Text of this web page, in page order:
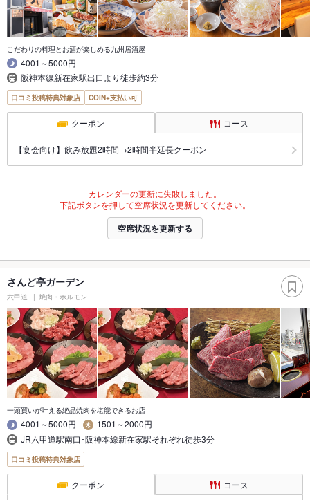
こだわりの料理とお酒が楽しめる九州居酒屋
4001～5000円
阪神本線新在家駅出口より徒歩約3分
口コミ投稿特典対象店 COIN+支払い可
クーポン コース
【宴会向け】飲み放題2時間→2時間半延長クーポン
カレンダーの更新に失敗しました。
下記ボタンを押して空席状況を更新してください。
空席状況を更新する
さんど亭ガーデン
六甲道 焼肉・ホルモン
一頭買いが叶える絶品焼肉を堪能できるお店
4001～5000円
1501～2000円
JR六甲道駅南口･阪神本線新在家駅それぞれ徒歩3分
口コミ投稿特典対象店
クーポン コース